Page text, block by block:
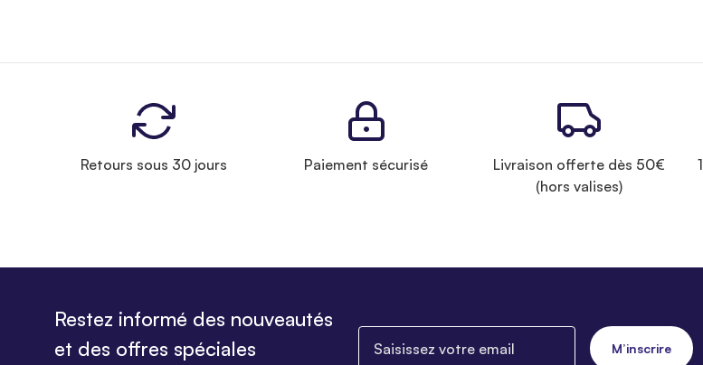
Retours sous 30 jours Paiement sécurisé
Livraison offerte dès 50€
(hors valises)
1
Restez informé des nouveautés
et des offres spéciales
M’inscrire